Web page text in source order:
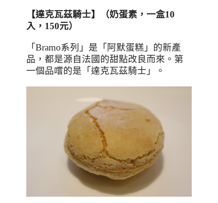
【達克瓦茲騎士】（奶蛋素 ，一盒10
入， 150元）
「 Bramo系列」是「阿默蛋糕」的新產
品，都是源自法國的甜點改良而來。第
一個品嚐的是「達克瓦茲騎士」。